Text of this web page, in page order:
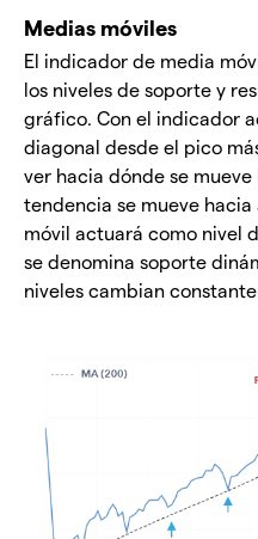
Medias móviles
El indicador de media
los niveles de soporte y
gráfico. Con el indicador
diagonal desde el pico
ver hacia dónde se
tendencia se mueve
móvil actuará como nivel
se denomina soporte
niveles cambian